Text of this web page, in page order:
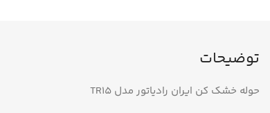
توضیحات
حوله خشک کن ایران رادیاتور مدل TR15